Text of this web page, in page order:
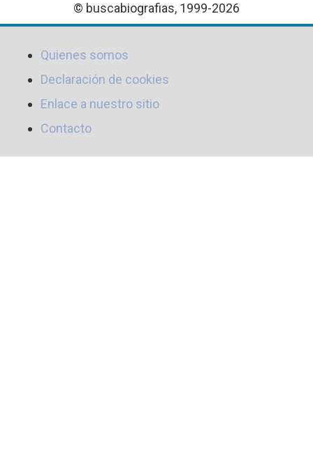
© buscabiografias, 1999-2026
Quienes somos
Declaración de cookies
Enlace a nuestro sitio
Contacto